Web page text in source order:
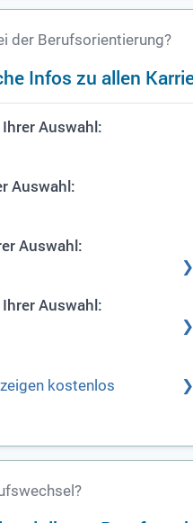
der Berufsorientierung?
Infos zu allen
Auswahl:
Auswahl:
Auswahl:
Auswahl:
kostenlos